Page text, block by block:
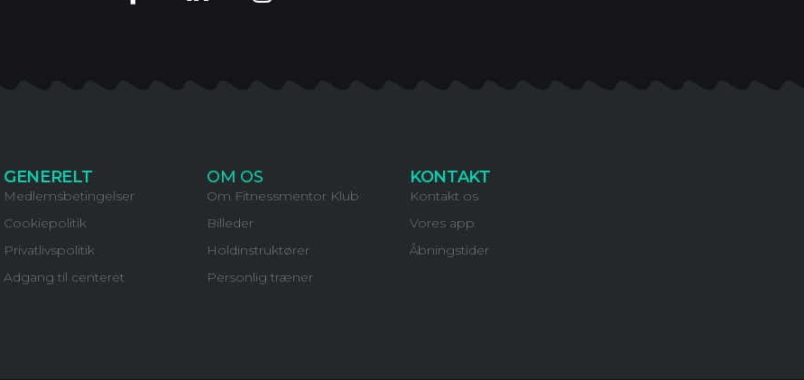
GENERELT
Medlemsbetingelser
Cookiepolitik
Privatlivspolitik
Adgang til centeret
OM OS
Om Fitnessmentor Klub
Billeder
Holdinstruktører
Personlig træner
KONTAKT
Kontakt os
Vores app
Åbningstider